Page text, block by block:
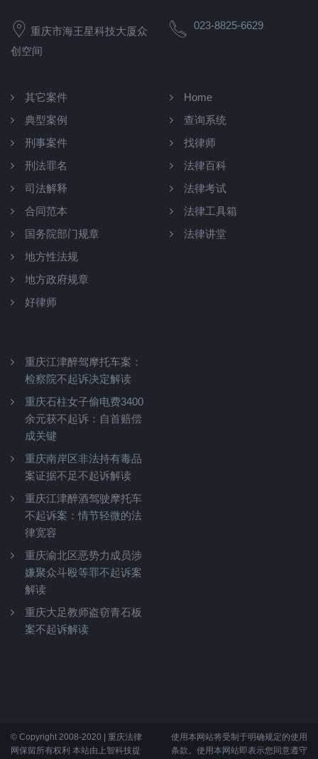
重庆市海王星科技大厦众
创空间
023-8825-6629
其它案件
典型案例
刑事案件
刑法罪名
司法解释
合同范本
国务院部门规章
地方性法规
地方政府规章
好律师
Home
查询系统
找律师
法律百科
法律考试
法律工具箱
法律讲堂
重庆江津醉驾摩托车案：
检察院不起诉决定解读
重庆石柱女子偷电费3400
余元获不起诉：自首赔偿
成关键
重庆南岸区非法持有毒品
案证据不足不起诉解读
重庆江津醉酒驾驶摩托车
不起诉案：情节轻微的法
律宽容
重庆渝北区恶势力成员涉
嫌聚众斗殴等罪不起诉案
解读
重庆大足教师盗窃青石板
案不起诉解读
© Copyright 2008-2020 | 重庆法律
网保留所有权利 本站由上智科技提
使用本网站将受制于明确规定的使用
条款。使用本网站即表示您同意遵守